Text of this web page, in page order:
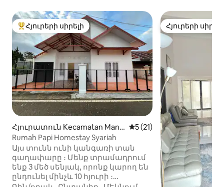
Հյուրերի սիրելի լավագույն տները
Հյուրերի սիրելի
Հյուրատուն Kecamatan Mand
iangin Koto Selayan-ում
Միջին վարկանիշը՝ 5-
5 (21)
Rumah Papi Homestay Syariah
Այս տունն ունի կանգառի տան
գաղափարը ։ Մենք տրամադրում
ենք 3 մեծ սենյակ, որոնք կարող են
ընդունել մինչև 10 հյուրի ։
Հյուրերի
Հյուրերի